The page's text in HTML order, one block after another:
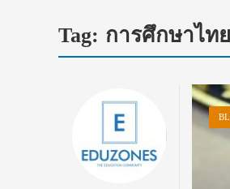
Tag: การศึกษาไท